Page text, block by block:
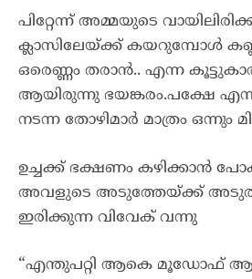
പിറ്റേന്ന് അമ്മയുടെ
ക്ലാസിലേയ്ക്ക് കയറുമ്പോൾ
ഒരെണ്ണം തരാൻ.. എന്ന
ആയിരുന്നു ഭയങ്കരം.പക്ഷേ
നടന്ന തോഴിമാർ മാത്രം ഒന്നും
ഉച്ചക്ക് ഭക്ഷണം കഴിക്കാൻ
അവളുടെ അടുത്തേയ്ക്ക്
ഇരിക്കുന്ന വിവേക് വന്നു
“എന്തുപറ്റി ആകെ മൂഡോഫ്